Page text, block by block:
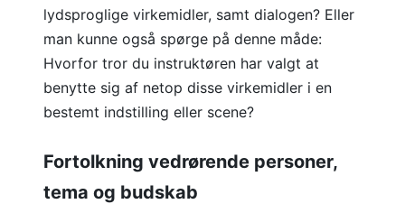
lydsproglige virkemidler, samt dialogen? Eller
man kunne også spørge på denne måde:
Hvorfor tror du instruktøren har valgt at
benytte sig af netop disse virkemidler i en
bestemt indstilling eller scene?
Fortolkning vedrørende personer,
tema og budskab